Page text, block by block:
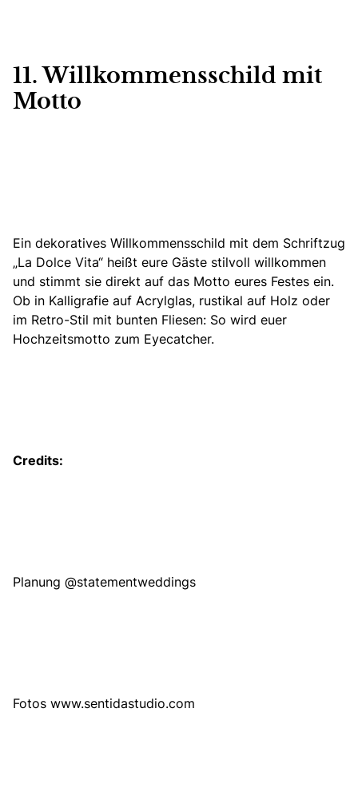
11. Willkommensschild mit
Motto
Ein dekoratives Willkommensschild mit dem Schriftzug
„La Dolce Vita“ heißt eure Gäste stilvoll willkommen
und stimmt sie direkt auf das Motto eures Festes ein.
Ob in Kalligrafie auf Acrylglas, rustikal auf Holz oder
im Retro-Stil mit bunten Fliesen: So wird euer
Hochzeitsmotto zum Eyecatcher.
Credits:
Planung @statementweddings
Fotos www.sentidastudio.com